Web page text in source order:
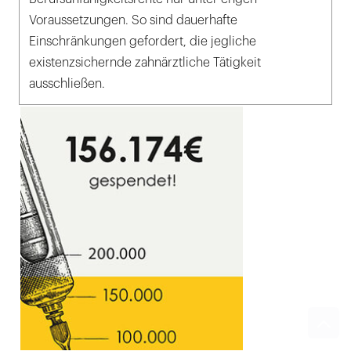
Voraussetzungen. So sind dauerhafte
Einschränkungen gefordert, die jegliche
existenzsichernde zahnärztliche Tätigkeit
ausschließen.